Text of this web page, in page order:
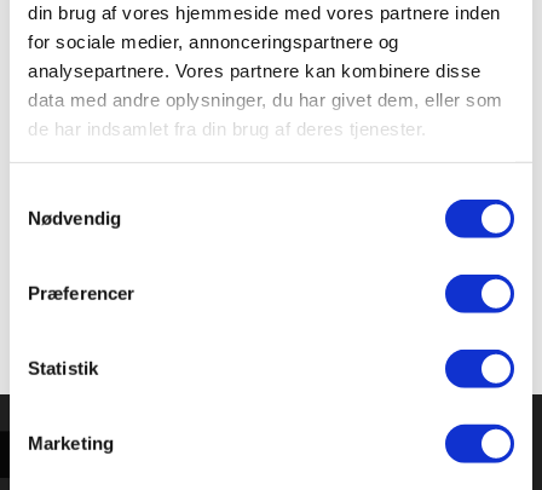
din brug af vores hjemmeside med vores partnere inden
for sociale medier, annonceringspartnere og
analysepartnere. Vores partnere kan kombinere disse
data med andre oplysninger, du har givet dem, eller som
de har indsamlet fra din brug af deres tjenester.
Nødvendig
Præferencer
Statistik
Marketing
Her kan du printe dit eget gavekort til at give i gave
til en, der fortjener at blive forkælet med et
sommerkursus på Vejle Idrætshøjskole.